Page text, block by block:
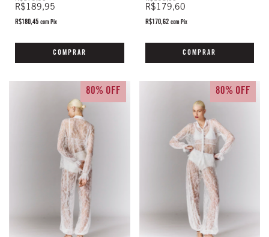
R$189,95
R$180,45 com Pix
COMPRAR
R$179,60
R$170,62 com Pix
COMPRAR
80% OFF 80% OFF